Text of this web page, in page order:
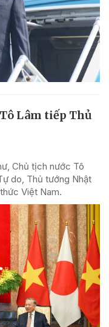
Lâm tiếp Thủ
Chủ tịch nước Tô
do, Thủ tướng Nhật
Việt Nam.